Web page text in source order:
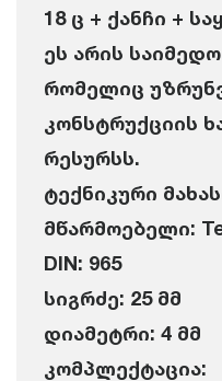
18 ც + ქანჩი +
ეს არის
რომელიც
კონსტრუქციის
რესურსს.
ტექნიკური
მწარმოებელი:
DIN: 965
სიგრძე: 25 მმ
დიამეტრი: 4 მმ
კომპლექტაცია: